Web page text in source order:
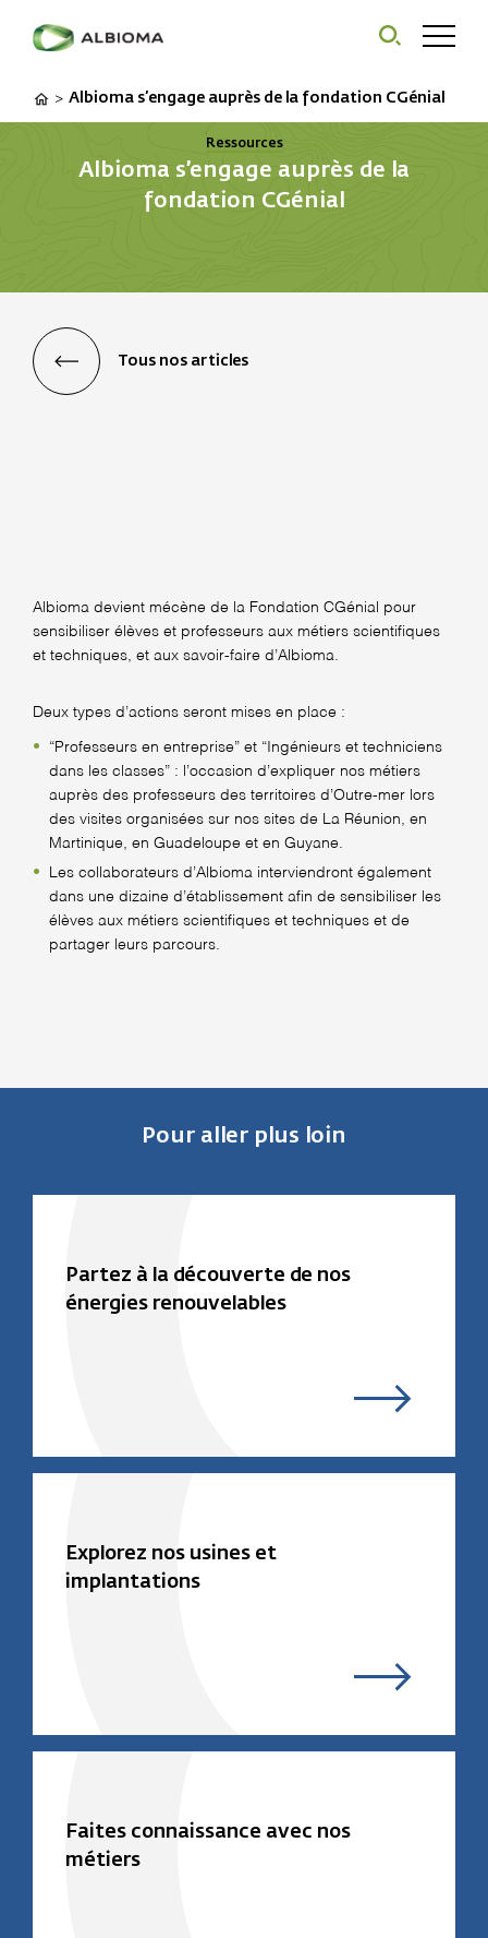
> Albioma s’engage auprès de la fondation CGénial
Ressources
Albioma s’engage auprès de la
fondation CGénial
Tous nos articles
Albioma devient mécène de la Fondation CGénial pour
sensibiliser élèves et professeurs aux métiers scientifiques
et techniques, et aux savoir-faire d’Albioma.
Deux types d’actions seront mises en place :
“Professeurs en entreprise” et “Ingénieurs et techniciens
dans les classes” : l’occasion d’expliquer nos métiers
auprès des professeurs des territoires d’Outre-mer lors
des visites organisées sur nos sites de La Réunion, en
Martinique, en Guadeloupe et en Guyane.
Les collaborateurs d’Albioma interviendront également
dans une dizaine d’établissement afin de sensibiliser les
élèves aux métiers scientifiques et techniques et de
partager leurs parcours.
Pour aller plus loin
Partez à la découverte de nos
énergies renouvelables
Explorez nos usines et
implantations
Faites connaissance avec nos
métiers